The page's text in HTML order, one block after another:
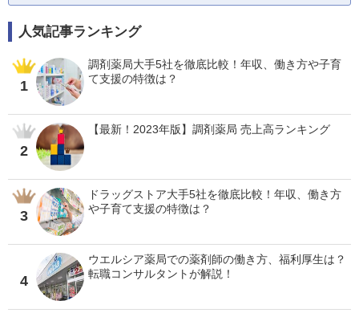
人気記事ランキング
1
調剤薬局大手5社を徹底比較！年収、働き方や子育
て支援の特徴は？
2
【最新！2023年版】調剤薬局 売上高ランキング
3
ドラッグストア大手5社を徹底比較！年収、働き方
や子育て支援の特徴は？
4
ウエルシア薬局での薬剤師の働き方、福利厚生は？
転職コンサルタントが解説！